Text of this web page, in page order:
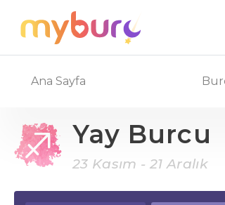
Ana Sayfa
Yay Burcu
23 Kasım - 21 Aralık